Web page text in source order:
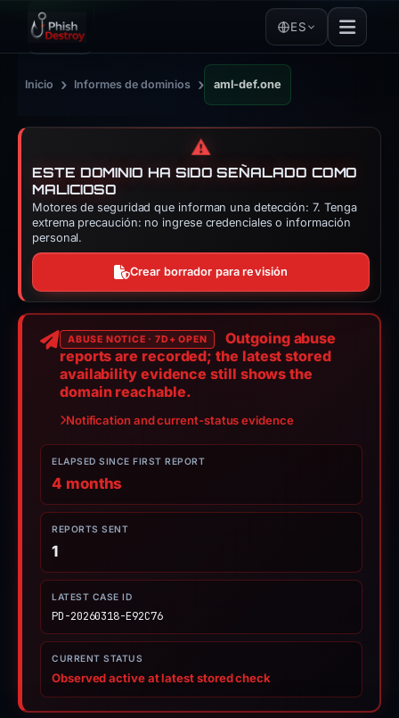
ES
Inicio › Informes de dominios › aml-def.one
⚠️
ESTE DOMINIO HA SIDO SEÑALADO COMO
MALICIOSO
Motores de seguridad que informan una detección: 7. Tenga
extrema precaución: no ingrese credenciales o información
personal.
Crear borrador para revisión
ABUSE NOTICE · 7D+ OPEN
Outgoing abuse
reports are recorded; the latest stored
availability evidence still shows the
domain reachable.
Notification and current-status evidence
ELAPSED SINCE FIRST REPORT
4 months
REPORTS SENT
1
LATEST CASE ID
PD-20260318-E92C76
CURRENT STATUS
Observed active at latest stored check